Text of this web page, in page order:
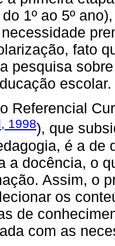
1º ao 5º
fato
pesquisa
escolar.
Referencial
1998), que
é a de
a docência, o
Assim, o
os
de
com as